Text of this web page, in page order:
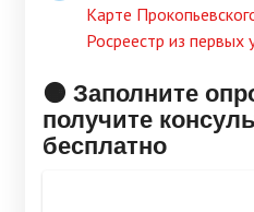
Карте
Росреестр из первых
🟠 Заполните
получите
бесплатно